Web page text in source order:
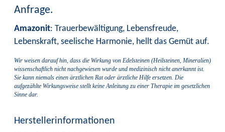
Anfrage.
Amazonit: Trauerbewältigung, Lebensfreude,
Lebenskraft, seelische Harmonie, hellt das Gemüt auf.
Wir weisen darauf hin, dass die Wirkung von Edelsteinen (Heilsteinen, Mineralien)
wissenschaftlich nicht nachgewiesen wurde und medizinisch nicht anerkannt ist.
Sie kann niemals einen ärztlichen Rat oder ärztliche Hilfe ersetzen. Die
aufgezählte Wirkungsweise stellt keine Anleitung zu einer Therapie im gesetzlichen
Sinne dar.
Herstellerinformationen